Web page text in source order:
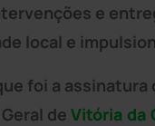
e
local e
foi a assinatura
de Vitória da